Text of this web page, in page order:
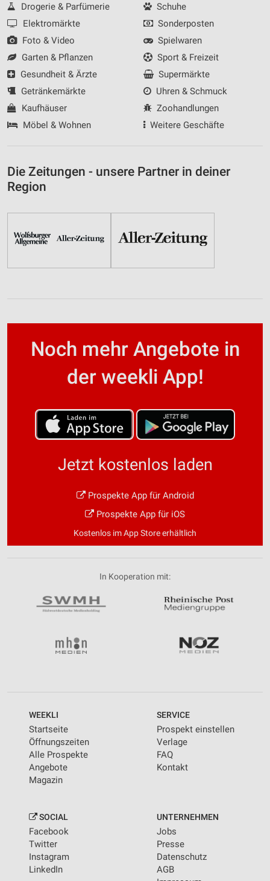
Drogerie & Parfümerie
Elektromärkte
Foto & Video
Garten & Pflanzen
Gesundheit & Ärzte
Getränkemärkte
Kaufhäuser
Möbel & Wohnen
Schuhe
Sonderposten
Spielwaren
Sport & Freizeit
Supermärkte
Uhren & Schmuck
Zoohandlungen
Weitere Geschäfte
Die Zeitungen - unsere Partner in deiner
Region
Noch mehr Angebote in
der weekli App!
Jetzt kostenlos laden
Prospekte App für Android
Prospekte App für iOS
Kostenlos im App Store erhältlich
In Kooperation mit:
WEEKLI
Startseite
Öffnungszeiten
Alle Prospekte
Angebote
Magazin
SERVICE
Prospekt einstellen
Verlage
FAQ
Kontakt
SOCIAL
Facebook
Twitter
Instagram
LinkedIn
UNTERNEHMEN
Jobs
Presse
Datenschutz
AGB